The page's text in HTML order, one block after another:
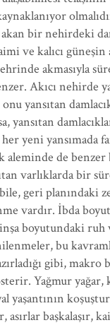
bir nehirdeki
ve kalıcı
akmasıyla
Akıcı nehirde
yansıtan
yansıtan
yeni yansımada
aleminde de
varlıklarda bir
geri planındaki
vardır. İbda
boyutundaki ruh
bu
gibi, makro
Yağmur yağar,
yaşantının
asırlar başkalaşır,